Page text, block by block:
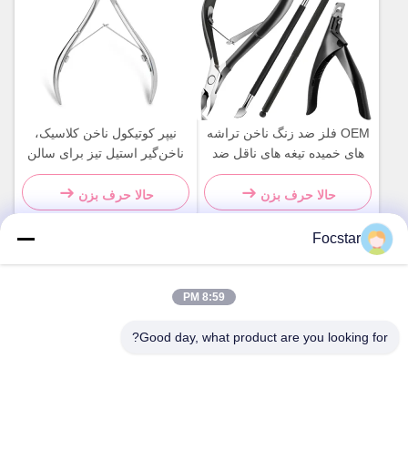
OEM فلز ضد زنگ ناخن تراشه
های خمیده تیغه های ناقل ضد
زنگ
حالا حرف بزن
نیپر کوتیکول ناخن کلاسیک،
ناخن‌گیر استیل تیز برای سالن
حالا حرف بزن
آدرس
Focstar
8:59 PM
Good day, what product are you looking for?